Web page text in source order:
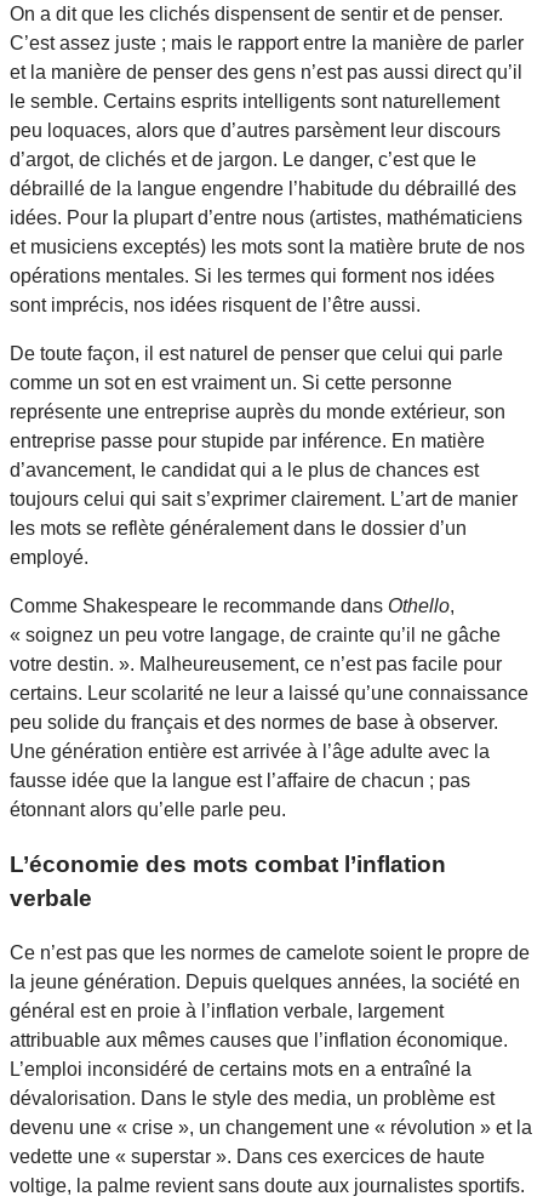
On a dit que les clichés dispensent de sentir et de penser.
C’est assez juste ; mais le rapport entre la manière de parler
et la manière de penser des gens n’est pas aussi direct qu’il
le semble. Certains esprits intelligents sont naturellement
peu loquaces, alors que d’autres parsèment leur discours
d’argot, de clichés et de jargon. Le danger, c’est que le
débraillé de la langue engendre l’habitude du débraillé des
idées. Pour la plupart d’entre nous (artistes, mathématiciens
et musiciens exceptés) les mots sont la matière brute de nos
opérations mentales. Si les termes qui forment nos idées
sont imprécis, nos idées risquent de l’être aussi.
De toute façon, il est naturel de penser que celui qui parle
comme un sot en est vraiment un. Si cette personne
représente une entreprise auprès du monde extérieur, son
entreprise passe pour stupide par inférence. En matière
d’avancement, le candidat qui a le plus de chances est
toujours celui qui sait s’exprimer clairement. L’art de manier
les mots se reflète généralement dans le dossier d’un
employé.
Comme Shakespeare le recommande dans Othello,
« soignez un peu votre langage, de crainte qu’il ne gâche
votre destin. ». Malheureusement, ce n’est pas facile pour
certains. Leur scolarité ne leur a laissé qu’une connaissance
peu solide du français et des normes de base à observer.
Une génération entière est arrivée à l’âge adulte avec la
fausse idée que la langue est l’affaire de chacun ; pas
étonnant alors qu’elle parle peu.
L’économie des mots combat l’inflation
verbale
Ce n’est pas que les normes de camelote soient le propre de
la jeune génération. Depuis quelques années, la société en
général est en proie à l’inflation verbale, largement
attribuable aux mêmes causes que l’inflation économique.
L’emploi inconsidéré de certains mots en a entraîné la
dévalorisation. Dans le style des media, un problème est
devenu une « crise », un changement une « révolution » et la
vedette une « superstar ». Dans ces exercices de haute
voltige, la palme revient sans doute aux journalistes sportifs.